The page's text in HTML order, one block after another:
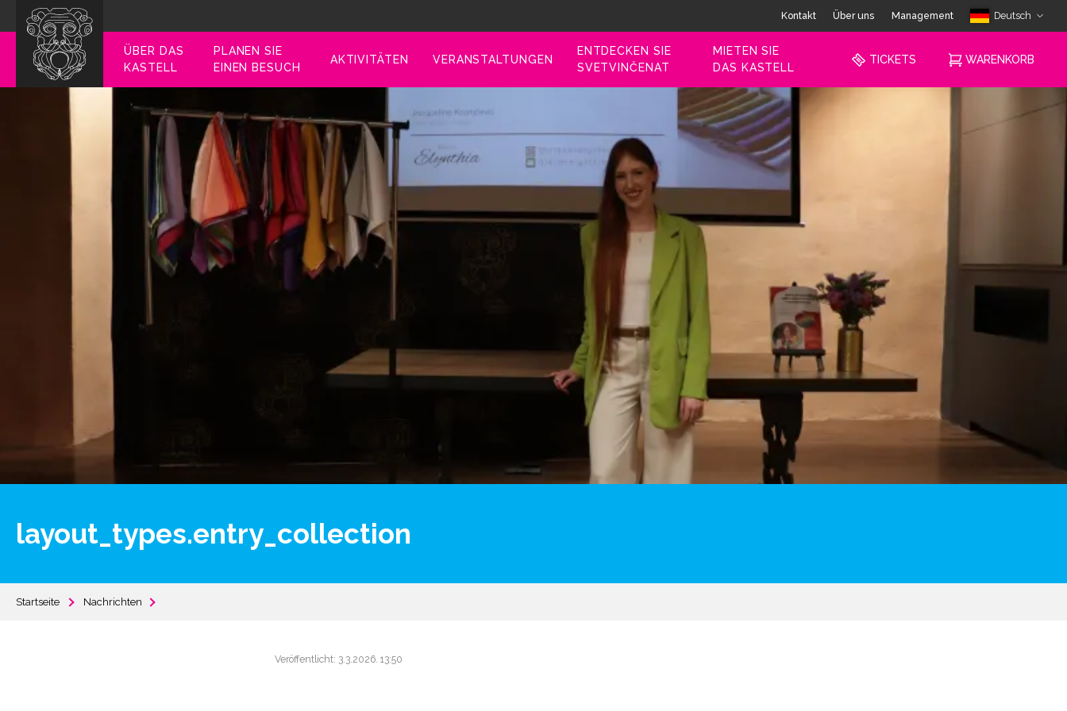
Kontakt Über uns Management Deutsch
ÜBER DAS
KASTELL
PLANEN SIE
EINEN BESUCH
AKTIVITÄTEN VERANSTALTUNGEN
ENTDECKEN SIE
SVETVINČENAT
MIETEN SIE
DAS KASTELL
TICKETS WARENKORB
layout_types.entry_collection
Startseite Nachrichten
Veröffentlicht: 3.3.2026. 13:50